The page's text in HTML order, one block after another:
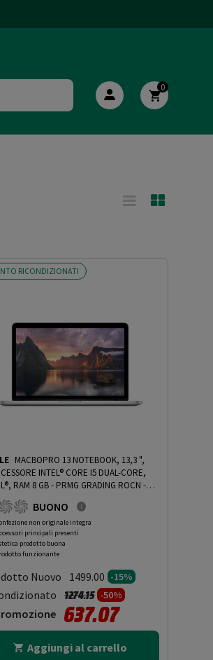
0
RICONDIZIONATI
MACBOPRO 13 NOTEBOOK, 13,3 ",
INTEL® CORE I5 DUAL-CORE,
RAM 8 GB - PRMG GRADING ROCN -
-PRMG GRADING ROCN - 15%
BUONO
non originale integra
principali presenti
prodotto buona
funzionante
Nuovo 1499.00 -15%
Prezzo ridotto da
1274.15a-50%
637.07
Aggiungi al carrello